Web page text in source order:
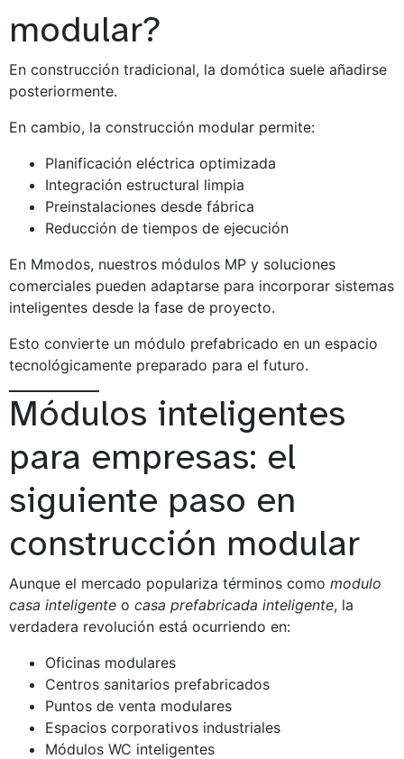
modular?
En construcción tradicional, la domótica suele añadirse
posteriormente.
En cambio, la construcción modular permite:
Planificación eléctrica optimizada
Integración estructural limpia
Preinstalaciones desde fábrica
Reducción de tiempos de ejecución
En Mmodos, nuestros módulos MP y soluciones
comerciales pueden adaptarse para incorporar sistemas
inteligentes desde la fase de proyecto.
Esto convierte un módulo prefabricado en un espacio
tecnológicamente preparado para el futuro.
Módulos inteligentes
para empresas: el
siguiente paso en
construcción modular
Aunque el mercado populariza términos como modulo
casa inteligente o casa prefabricada inteligente, la
verdadera revolución está ocurriendo en:
Oficinas modulares
Centros sanitarios prefabricados
Puntos de venta modulares
Espacios corporativos industriales
Módulos WC inteligentes